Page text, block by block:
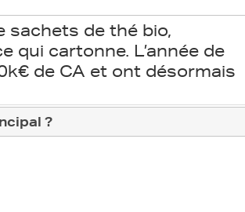
sachets de thé bio,
qui cartonne. L’année de
de CA et ont désormais
?